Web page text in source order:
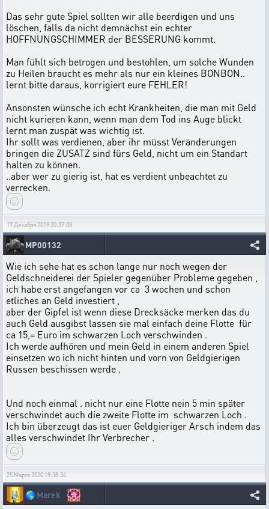
Das sehr gute Spiel sollten wir alle beerdigen und uns
löschen, falls da nicht demnächst ein echter
HOFFNUNGSCHIMMER der BESSERUNG kommt.
Man fühlt sich betrogen und bestohlen, um solche Wunden
zu Heilen braucht es mehr als nur ein kleines BONBON..
lernt bitte daraus, korrigiert eure FEHLER!
Ansonsten wünsche ich echt Krankheiten, die man mit Geld
nicht kurieren kann, wenn man dem Tod ins Auge blickt
lernt man zuspät was wichtig ist.
Ihr sollt was verdienen, aber ihr müsst Veränderungen
bringen die ZUSATZ sind fürs Geld, nicht um ein Standart
halten zu können.
..aber wer zu gierig ist, hat es verdient unbeachtet zu
verrecken.
17 Декабря 2019 20:37:08
MP00132
Wie ich sehe hat es schon lange nur noch wegen der
Geldschneiderei der Spieler gegenüber Probleme gegeben ,
ich habe erst angefangen vor ca 3 wochen und schon
etliches an Geld investiert ,
aber der Gipfel ist wenn diese Drecksäcke merken das du
auch Geld ausgibst lassen sie mal einfach deine Flotte für
ca 15,= Euro im schwarzen Loch verschwinden .
Ich werde aufhören und mein Geld in einem anderen Spiel
einsetzen wo ich nicht hinten und vorn von Geldgierigen
Russen beschissen werde .
Und noch einmal . nicht nur eine Flotte nein 5 min später
verschwindet auch die zweite Flotte im schwarzen Loch .
Ich bin überzeugt das ist euer Geldgieriger Arsch indem das
alles verschwindet Ihr Verbrecher .
25 Марта 2020 19:38:34
🌎Marek